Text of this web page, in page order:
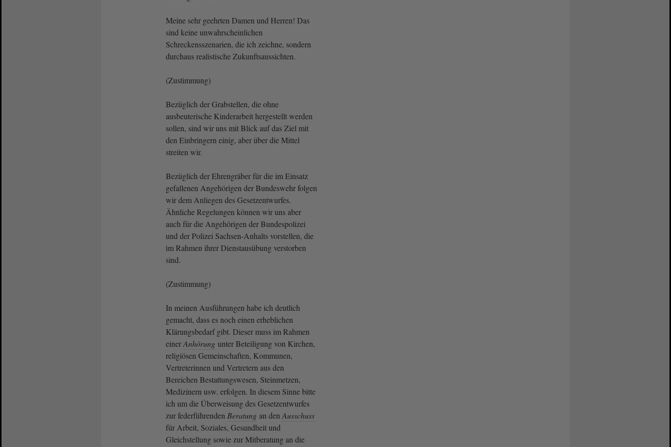
Meine sehr geehrten Damen und Herren! Das
sind keine unwahrscheinlichen
Schreckensszenarien, die ich zeichne, sondern
durchaus realistische Zukunftsaussichten.
(Zustimmung)
Bezüglich der Grabstellen, die ohne
ausbeuterische Kinderarbeit hergestellt werden
sollen, sind wir uns mit Blick auf das Ziel mit
den Einbringern einig, aber über die Mittel
streiten wir.
Bezüglich der Ehrengräber für die im Einsatz
gefallenen Angehörigen der Bundeswehr folgen
wir dem Anliegen des Gesetzentwurfes.
Ähnliche Regelungen können wir uns aber
auch für die Angehörigen der Bundespolizei
und der Polizei Sachsen-Anhalts vorstellen, die
im Rahmen ihrer Dienstausübung verstorben
sind.
(Zustimmung)
In meinen Ausführungen habe ich deutlich
gemacht, dass es noch einen erheblichen
Klärungsbedarf gibt. Dieser muss im Rahmen
einerAnhörung unter Beteiligung von Kirchen,
religiösen Gemeinschaften, Kommunen,
Vertreterinnen und Vertretern aus den
Bereichen Bestattungswesen, Steinmetzen,
Medizinern usw. erfolgen. In diesem Sinne bitte
ich um die Überweisung des Gesetzentwurfes
zur federführenden Beratung an den Ausschuss
für Arbeit, Soziales, Gesundheit und
Gleichstellung sowie zur Mitberatung an die